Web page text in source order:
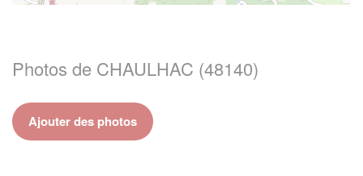
Photos de CHAULHAC (48140)
Ajouter des photos